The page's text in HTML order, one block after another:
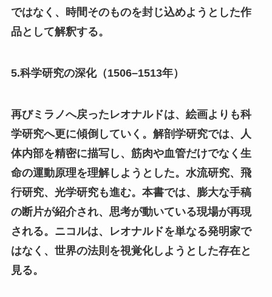
ではなく、時間そのものを封じ込めようとした作
品として解釈する。
5.科学研究の深化（1506–1513年）
再びミラノへ戻ったレオナルドは、絵画よりも科
学研究へ更に傾倒していく。解剖学研究では、人
体内部を精密に描写し、筋肉や血管だけでなく生
命の運動原理を理解しようとした。水流研究、飛
行研究、光学研究も進む。本書では、膨大な手稿
の断片が紹介され、思考が動いている現場が再現
される。ニコルは、レオナルドを単なる発明家で
はなく、世界の法則を視覚化しようとした存在と
見る。